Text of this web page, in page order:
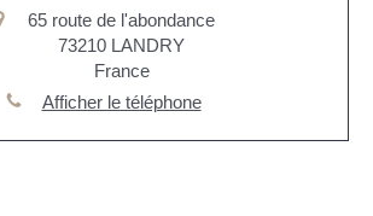
65 route de l'abondance
73210 LANDRY
France
Afficher le téléphone